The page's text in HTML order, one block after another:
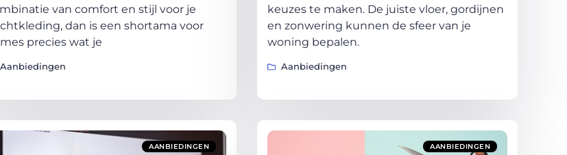
van comfort en stijl voor je
dan is een shortama voor
precies wat je
Aanbiedingen
keuzes te maken. De juiste vloer, gordijnen
en zonwering kunnen de sfeer van je
woning bepalen.
Aanbiedingen
AANBIEDINGEN AANBIEDINGEN